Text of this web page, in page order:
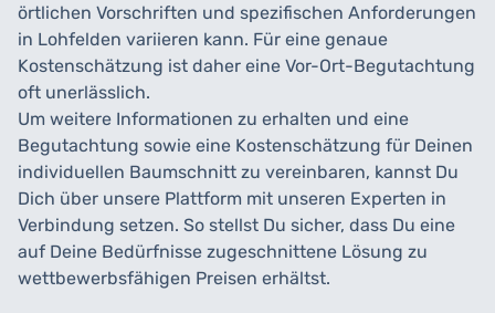
örtlichen Vorschriften und spezifischen Anforderungen
in Lohfelden variieren kann. Für eine genaue
Kostenschätzung ist daher eine Vor-Ort-Begutachtung
oft unerlässlich.
Um weitere Informationen zu erhalten und eine
Begutachtung sowie eine Kostenschätzung für Deinen
individuellen Baumschnitt zu vereinbaren, kannst Du
Dich über unsere Plattform mit unseren Experten in
Verbindung setzen. So stellst Du sicher, dass Du eine
auf Deine Bedürfnisse zugeschnittene Lösung zu
wettbewerbsfähigen Preisen erhältst.